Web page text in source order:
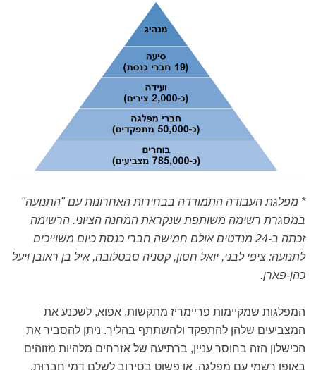
* מפלגת העבודה התמודדה בבחירות האחרונות עם "התנועה"
במסגרת רשימה משותפת שנקראת המחנה הציוני. הרשימה
זכתה ב-24 מנדטים אולם חמישה חברי כנסת כיום משוייכים
לתנועה: ציפי לבני, יואל חסון, קסניה סבטלובה, איל בן ראובן ויעל
כהן-פארן.
המפלגות שמקיימות פריימריז מתקשות, אפוא, לשכנע את
המצביעים שלהן להתפקד ולהשתתף בהליך. ניתן להסביר את
הכישלון הזה בחוסר עניין, ברתיעה של אזרחים מלהיות מזוהים
באופן רשמי עם מפלגה, או פשוט בסירוב לשלם דמי חברוּת.